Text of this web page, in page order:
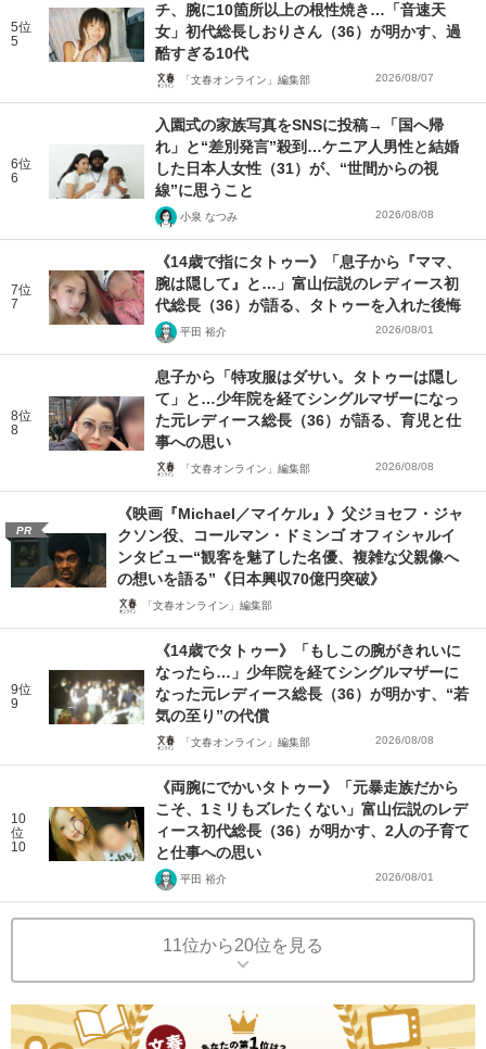
5位
5
チ、腕に10箇所以上の根性焼き…「音速天
女」初代総長しおりさん（36）が明かす、過
酷すぎる10代
「文春オンライン」編集部 2026/08/07
6位
6
入園式の家族写真をSNSに投稿→「国へ帰
れ」と“差別発言”殺到…ケニア人男性と結婚
した日本人女性（31）が、“世間からの視
線”に思うこと
小泉 なつみ 2026/08/08
7位
7
《14歳で指にタトゥー》「息子から『ママ、
腕は隠して』と…」富山伝説のレディース初
代総長（36）が語る、タトゥーを入れた後悔
平田 裕介 2026/08/01
8位
8
息子から「特攻服はダサい。タトゥーは隠し
て」と…少年院を経てシングルマザーになっ
た元レディース総長（36）が語る、育児と仕
事への思い
「文春オンライン」編集部 2026/08/08
PR
《映画『Michael／マイケル』》父ジョセフ・ジャ
クソン役、コールマン・ドミンゴ オフィシャルイ
ンタビュー“観客を魅了した名優、複雑な父親像へ
の想いを語る”《日本興収70億円突破》
「文春オンライン」編集部
9位
9
《14歳でタトゥー》「もしこの腕がきれいに
なったら…」少年院を経てシングルマザーに
なった元レディース総長（36）が明かす、“若
気の至り”の代償
「文春オンライン」編集部 2026/08/08
10
位
10
《両腕にでかいタトゥー》「元暴走族だから
こそ、1ミリもズレたくない」富山伝説のレデ
ィース初代総長（36）が明かす、2人の子育て
と仕事への思い
平田 裕介 2026/08/01
11位から20位を見る